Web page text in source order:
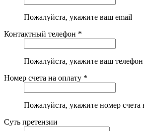
Пожалуйста, укажите ваш email
Контактный телефон *
Пожалуйста, укажите ваш телефон
Номер счета на оплату *
Пожалуйста, укажите номер счета
Суть претензии